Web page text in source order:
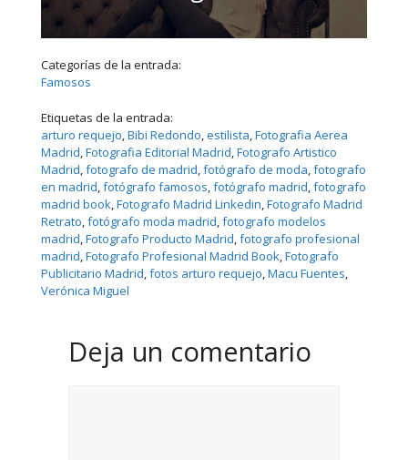
Categorías de la entrada:
Famosos
Etiquetas de la entrada:
arturo requejo Bibi Redondo estilista Fotografia Aerea
Madrid Fotografia Editorial Madrid Fotografo Artistico
Madrid fotografo de madrid fotógrafo de moda fotografo
en madrid fotógrafo famosos fotógrafo madrid fotografo
madrid book Fotografo Madrid Linkedin Fotografo Madrid
Retrato fotógrafo moda madrid fotografo modelos
madrid Fotografo Producto Madrid fotografo profesional
madrid Fotografo Profesional Madrid Book Fotografo
Publicitario Madrid fotos arturo requejo Macu Fuentes
Verónica Miguel
Deja un comentario